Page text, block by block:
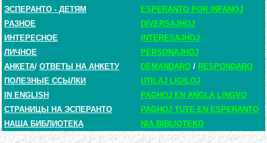
ЭСПЕРАНТО - ДЕТЯМ
ESPERANTO POR INFANOJ
РАЗНОЕ
DIVERSAJHOJ
ИНТЕРЕСНОЕ
INTERESAJHOJ
ЛИЧНОЕ
PERSONAJHOJ
АНКЕТА/ ОТВЕТЫ НА АНКЕТУ DEMANDARO / RESPONDARO
ПОЛЕЗНЫЕ ССЫЛКИ
UTILAJ LIGILOJ
IN ENGLISH
PAGHOJ EN ANGLA LINGVO
СТРАНИЦЫ НА ЭСПЕРАНТО
PAGHOJ TUTE EN ESPERANTO
НАША БИБЛИОТЕКА
NIA BIBLIOTEKO